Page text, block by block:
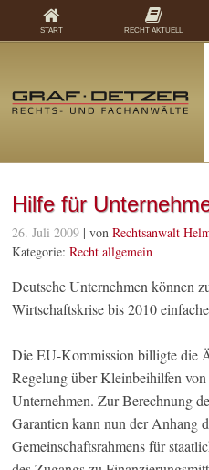
Hilfe für
26. Juli 2009 | vonRechtsanwalt
Kategorie:Recht allgemein
Deutsche Unternehmen können
Wirtschaftskrise bis 2010
Die EU-Kommission billigte die
Regelung über Kleinbeihilfen
Unternehmen. Zur Berechnung
Garantien kann nun der Anhang
Gemeinschaftsrahmens für
START RECHT AKTUELL